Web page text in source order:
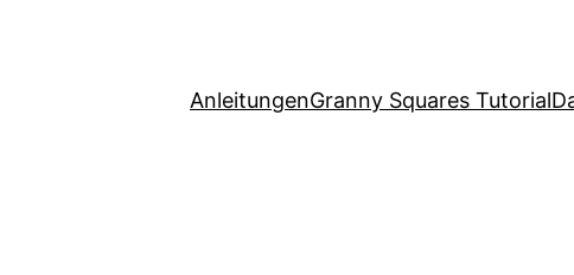
AnleitungenGranny Squares Tutorial